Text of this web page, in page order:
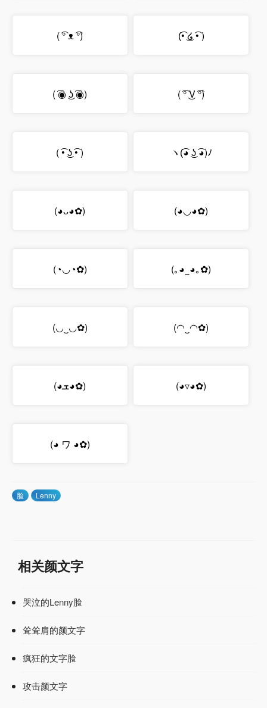
( ͡° ᴥ ͡°) (͡• ͜໒ ͡• )
( ͡◉ ͜ʖ ͡◉) ( ͡° ͜V ͡°)
( ͡• ͜ʖ ͡• ) ヽ(͡◕ ͜ʖ ͡◕)ﾉ
(◕ᴗ◕✿) (◕◡◕✿)
(◔◡◔✿) (｡◕‿◕｡✿)
(◡‿◡✿) (◠‿◠✿)
(◕ܫ◕✿) (◕▿◕✿)
(◕ ワ ◕✿)
脸 Lenny
相关颜文字
哭泣的Lenny脸
耸耸肩的颜文字
疯狂的文字脸
攻击颜文字